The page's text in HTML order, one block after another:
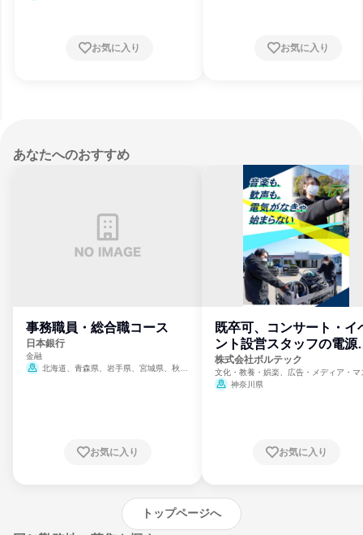
野県、岐阜県、静岡県、愛知県、三重県、滋
賀県、京都府、大阪府、兵庫県、奈良県、和
お気に入り
歌山県、鳥取県、島根県、岡山県、広
お気に入り
あなたへのおすすめ
事務職員・総合職コース
日本銀行
金融
北海道、青森県、岩手県、宮城県、秋田
崎県、熊本県、大分県、宮崎県、鹿児島県、
お気に入り
既卒可、コンサート・イ
ント設営スタッフの電源
門
株式会社ボルテック
文化・教養・娯楽、広告・メディア・マ
ミ、電力・ガス・水道・エネルギー
神奈川県
お気に入り
トップページへ